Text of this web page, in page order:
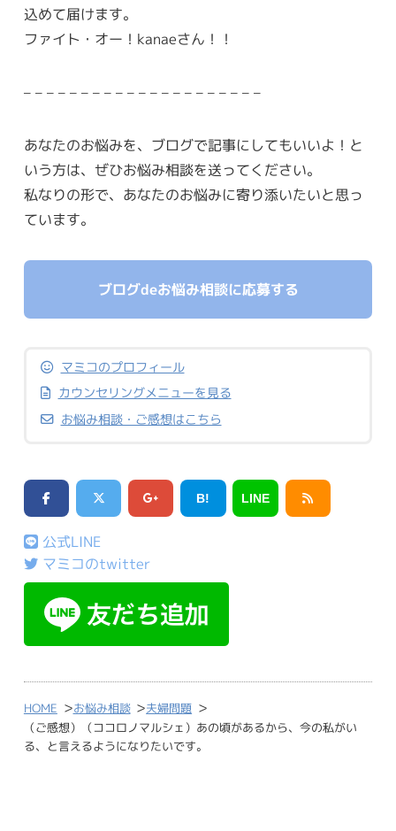
込めて届けます。
ファイト・オー！kanaeさん！！
– – – – – – – – – – – – – – – – – – – – –
あなたのお悩みを、ブログで記事にしてもいいよ！と
いう方は、ぜひお悩み相談を送ってください。
私なりの形で、あなたのお悩みに寄り添いたいと思っ
ています。
ブログdeお悩み相談に応募する
マミコのプロフィール
カウンセリングメニューを見る
お悩み相談・ご感想はこちら
B! LINE
公式LINE
マミコのtwitter
HOME >お悩み相談 >夫婦問題 >
（ご感想）（ココロノマルシェ）あの頃があるから、今の私がい
る、と言えるようになりたいです。